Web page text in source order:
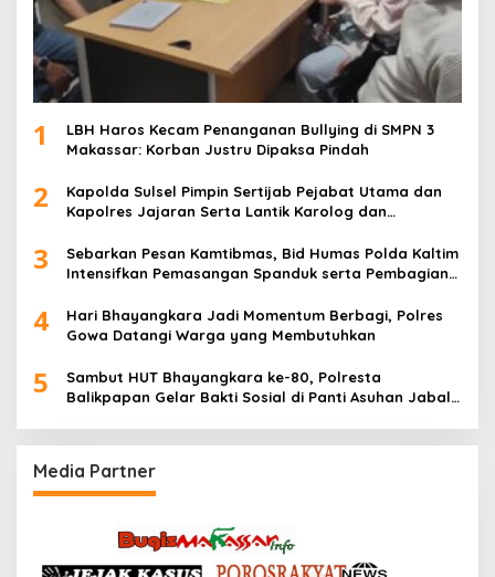
1
LBH Haros Kecam Penanganan Bullying di SMPN 3
Makassar: Korban Justru Dipaksa Pindah
2
Kapolda Sulsel Pimpin Sertijab Pejabat Utama dan
Kapolres Jajaran Serta Lantik Karolog dan
3
Sebarkan Pesan Kamtibmas, Bid Humas Polda Kaltim
Intensifkan Pemasangan Spanduk serta Pembagian
4
Hari Bhayangkara Jadi Momentum Berbagi, Polres
Gowa Datangi Warga yang Membutuhkan
5
Sambut HUT Bhayangkara ke-80, Polresta
Balikpapan Gelar Bakti Sosial di Panti Asuhan Jabal
Media Partner